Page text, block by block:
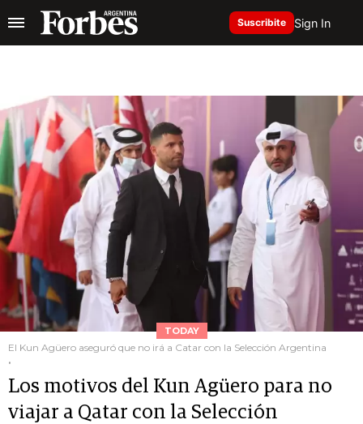
Suscribite Sign In
TODAY
El Kun Agüero aseguró que no irá a Catar con la Selección Argentina
.
Los motivos del Kun Agüero para no
viajar a Qatar con la Selección